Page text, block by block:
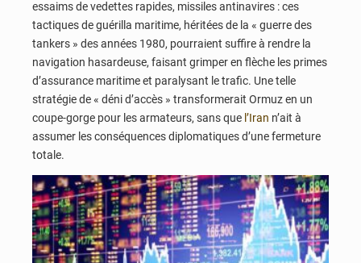
essaims de vedettes rapides, missiles antinavires : ces
tactiques de guérilla maritime, héritées de la « guerre des
tankers » des années 1980, pourraient suffire à rendre la
navigation hasardeuse, faisant grimper en flèche les primes
d’assurance maritime et paralysant le trafic. Une telle
stratégie de « déni d’accès » transformerait Ormuz en un
coupe-gorge pour les armateurs, sans que l’Iran n’ait à
assumer les conséquences diplomatiques d’une fermeture
totale.